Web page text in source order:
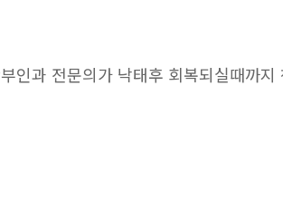
인과 전문의가 낙태후 회복되실때까